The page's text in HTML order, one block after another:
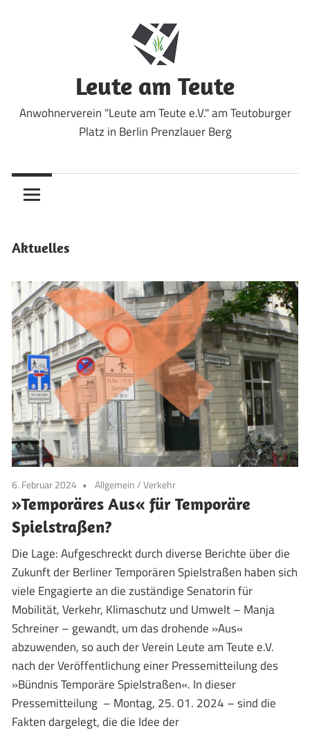
Leute am Teute
Anwohnerverein "Leute am Teute e.V." am Teutoburger
Platz in Berlin Prenzlauer Berg
Aktuelles
6. Februar 2024 Allgemein/Verkehr
»Temporäres Aus« für Temporäre
Spielstraßen?
Die Lage: Aufgeschreckt durch diverse Berichte über die
Zukunft der Berliner Temporären Spielstraßen haben sich
viele Engagierte an die zuständige Senatorin für
Mobilität, Verkehr, Klimaschutz und Umwelt – Manja
Schreiner – gewandt, um das drohende »Aus«
abzuwenden, so auch der Verein Leute am Teute e.V.
nach der Veröffentlichung einer Pressemitteilung des
»Bündnis Temporäre Spielstraßen«. In dieser
Pressemitteilung – Montag, 25. 01. 2024 – sind die
Fakten dargelegt, die die Idee der